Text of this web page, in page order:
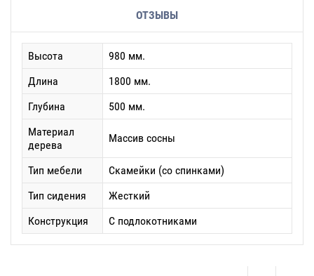
ОТЗЫВЫ
Высота
980 мм.
Длина
1800 мм.
Глубина
500 мм.
Материал
дерева
Массив сосны
Тип мебели
Скамейки (со спинками)
Тип сидения
Жесткий
Конструкция
С подлокотниками